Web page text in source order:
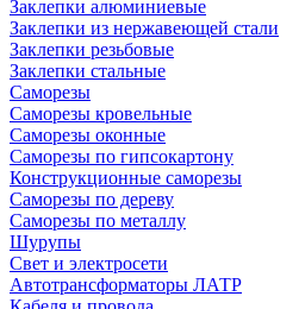
Заклепки алюминиевые
Заклепки из нержавеющей стали
Заклепки резьбовые
Заклепки стальные
Саморезы
Саморезы кровельные
Саморезы оконные
Саморезы по гипсокартону
Конструкционные саморезы
Саморезы по дереву
Саморезы по металлу
Шурупы
Свет и электросети
Автотрансформаторы ЛАТР